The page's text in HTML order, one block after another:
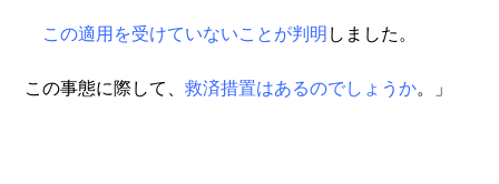
この適用を受けていないことが判明 しました。
この事態に際して、救済措置はあるのでしょうか。」